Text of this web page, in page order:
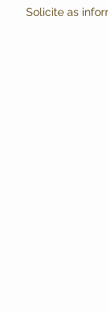
Solicite as